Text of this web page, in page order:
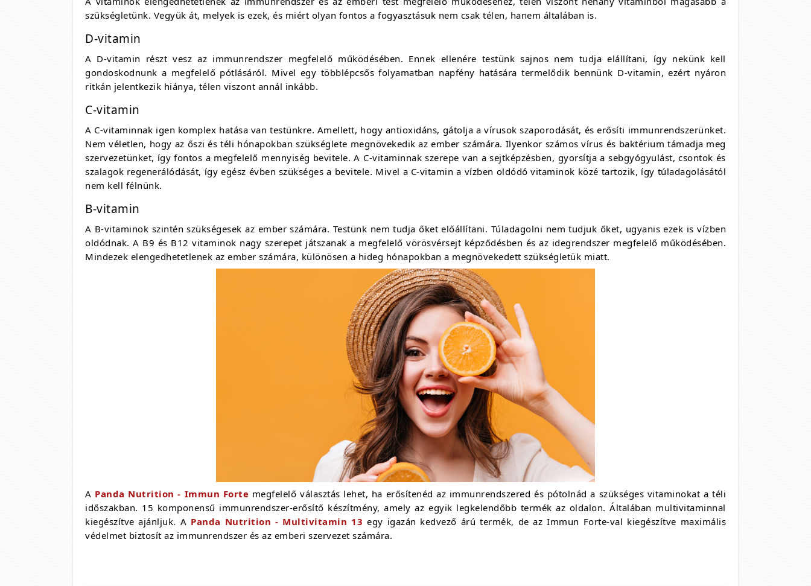
szükségletünk. Vegyük át, melyek is ezek, és miért olyan fontos a fogyasztásuk nem csak télen, hanem általában is.
D-vitamin
A D-vitamin részt vesz az immunrendszer megfelelő működésében. Ennek ellenére testünk sajnos nem tudja elállítani, így nekünk kell
gondoskodnunk a megfelelő pótlásáról. Mivel egy többlépcsős folyamatban napfény hatására termelődik bennünk D-vitamin, ezért nyáron
ritkán jelentkezik hiánya, télen viszont annál inkább.
C-vitamin
A C-vitaminnak igen komplex hatása van testünkre. Amellett, hogy antioxidáns, gátolja a vírusok szaporodását, és erősíti immunrendszerünket.
Nem véletlen, hogy az őszi és téli hónapokban szükséglete megnövekedik az ember számára. Ilyenkor számos vírus és baktérium támadja meg
szervezetünket, így fontos a megfelelő mennyiség bevitele. A C-vitaminnak szerepe van a sejtképzésben, gyorsítja a sebgyógyulást, csontok és
szalagok regenerálódását, így egész évben szükséges a bevitele. Mivel a C-vitamin a vízben oldódó vitaminok közé tartozik, így túladagolásától
nem kell félnünk.
B-vitamin
A B-vitaminok szintén szükségesek az ember számára. Testünk nem tudja őket előállítani. Túladagolni nem tudjuk őket, ugyanis ezek is vízben
oldódnak. A B9 és B12 vitaminok nagy szerepet játszanak a megfelelő vörösvérsejt képződésben és az idegrendszer megfelelő működésében.
Mindezek elengedhetetlenek az ember számára, különösen a hideg hónapokban a megnövekedett szükségletük miatt.
A Panda Nutrition - Immun Forte megfelelő választás lehet, ha erősítenéd az immunrendszered és pótolnád a szükséges vitaminokat a téli
időszakban. 15 komponensű immunrendszer-erősítő készítmény, amely az egyik legkelendőbb termék az oldalon. Általában multivitaminnal
kiegészítve ajánljuk. A Panda Nutrition - Multivitamin 13 egy igazán kedvező árú termék, de az Immun Forte-val kiegészítve maximális
védelmet biztosít az immunrendszer és az emberi szervezet számára.